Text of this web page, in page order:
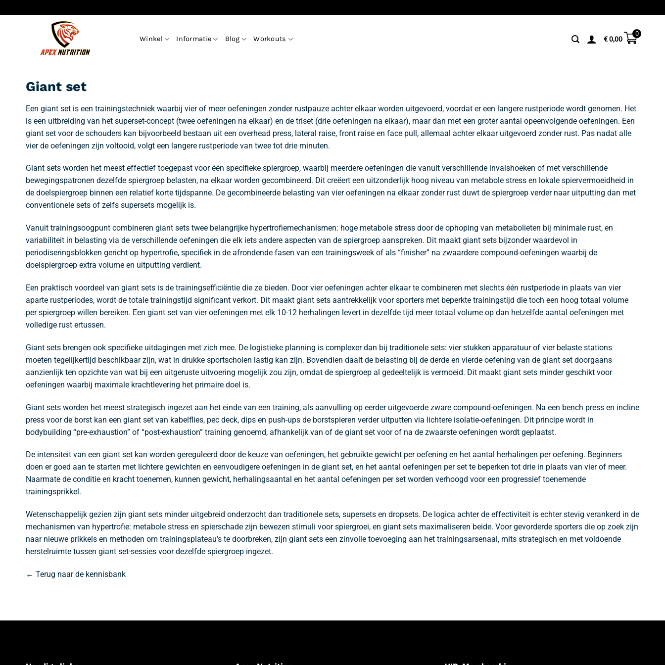
naar
Winkel Informatie Blog Workouts €0,00
0
Giant set
Een giant set is een trainingstechniek waarbij vier of meer oefeningen zonder rustpauze achter elkaar worden uitgevoerd, voordat er een langere rustperiode wordt genomen. Het
is een uitbreiding van het superset-concept (twee oefeningen na elkaar) en de triset (drie oefeningen na elkaar), maar dan met een groter aantal opeenvolgende oefeningen. Een
giant set voor de schouders kan bijvoorbeeld bestaan uit een overhead press, lateral raise, front raise en face pull, allemaal achter elkaar uitgevoerd zonder rust. Pas nadat alle
vier de oefeningen zijn voltooid, volgt een langere rustperiode van twee tot drie minuten.
Giant sets worden het meest effectief toegepast voor één specifieke spiergroep, waarbij meerdere oefeningen die vanuit verschillende invalshoeken of met verschillende
bewegingspatronen dezelfde spiergroep belasten, na elkaar worden gecombineerd. Dit creëert een uitzonderlijk hoog niveau van metabole stress en lokale spiervermoeidheid in
de doelspiergroep binnen een relatief korte tijdspanne. De gecombineerde belasting van vier oefeningen na elkaar zonder rust duwt de spiergroep verder naar uitputting dan met
conventionele sets of zelfs supersets mogelijk is.
Vanuit trainingsoogpunt combineren giant sets twee belangrijke hypertrofiemechanismen: hoge metabole stress door de ophoping van metabolieten bij minimale rust, en
variabiliteit in belasting via de verschillende oefeningen die elk iets andere aspecten van de spiergroep aanspreken. Dit maakt giant sets bijzonder waardevol in
periodiseringsblokken gericht op hypertrofie, specifiek in de afrondende fasen van een trainingsweek of als “finisher” na zwaardere compound-oefeningen waarbij de
doelspiergroep extra volume en uitputting verdient.
Een praktisch voordeel van giant sets is de trainingsefficiëntie die ze bieden. Door vier oefeningen achter elkaar te combineren met slechts één rustperiode in plaats van vier
aparte rustperiodes, wordt de totale trainingstijd significant verkort. Dit maakt giant sets aantrekkelijk voor sporters met beperkte trainingstijd die toch een hoog totaal volume
per spiergroep willen bereiken. Een giant set van vier oefeningen met elk 10-12 herhalingen levert in dezelfde tijd meer totaal volume op dan hetzelfde aantal oefeningen met
volledige rust ertussen.
Giant sets brengen ook specifieke uitdagingen met zich mee. De logistieke planning is complexer dan bij traditionele sets: vier stukken apparatuur of vier belaste stations
moeten tegelijkertijd beschikbaar zijn, wat in drukke sportscholen lastig kan zijn. Bovendien daalt de belasting bij de derde en vierde oefening van de giant set doorgaans
aanzienlijk ten opzichte van wat bij een uitgeruste uitvoering mogelijk zou zijn, omdat de spiergroep al gedeeltelijk is vermoeid. Dit maakt giant sets minder geschikt voor
oefeningen waarbij maximale krachtlevering het primaire doel is.
Giant sets worden het meest strategisch ingezet aan het einde van een training, als aanvulling op eerder uitgevoerde zware compound-oefeningen. Na een bench press en incline
press voor de borst kan een giant set van kabelflies, pec deck, dips en push-ups de borstspieren verder uitputten via lichtere isolatie-oefeningen. Dit principe wordt in
bodybuilding “pre-exhaustion” of “post-exhaustion” training genoemd, afhankelijk van of de giant set voor of na de zwaarste oefeningen wordt geplaatst.
De intensiteit van een giant set kan worden gereguleerd door de keuze van oefeningen, het gebruikte gewicht per oefening en het aantal herhalingen per oefening. Beginners
doen er goed aan te starten met lichtere gewichten en eenvoudigere oefeningen in de giant set, en het aantal oefeningen per set te beperken tot drie in plaats van vier of meer.
Naarmate de conditie en kracht toenemen, kunnen gewicht, herhalingsaantal en het aantal oefeningen per set worden verhoogd voor een progressief toenemende
trainingsprikkel.
Wetenschappelijk gezien zijn giant sets minder uitgebreid onderzocht dan traditionele sets, supersets en dropsets. De logica achter de effectiviteit is echter stevig verankerd in de
mechanismen van hypertrofie: metabole stress en spierschade zijn bewezen stimuli voor spiergroei, en giant sets maximaliseren beide. Voor gevorderde sporters die op zoek zijn
naar nieuwe prikkels en methoden om trainingsplateau’s te doorbreken, zijn giant sets een zinvolle toevoeging aan het trainingsarsenaal, mits strategisch en met voldoende
herstelruimte tussen giant set-sessies voor dezelfde spiergroep ingezet.
← Terug naar de kennisbank